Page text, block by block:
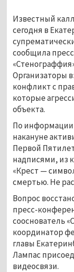
Известный
сегодня в
сообщила
Организаторы
конфликт с
которые
объекта.
По информации
накануне
Первой
надписями, из
«Крест —
смертью. Не
Вопрос
пресс-
сооснователь
координатор
главы
Лампас
видеосвязи.